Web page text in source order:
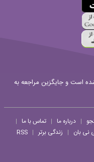
است و جایگزین مراجعه به
| درباره ما | تماس با ما |
نی بان | زندگی برتر |
RSS